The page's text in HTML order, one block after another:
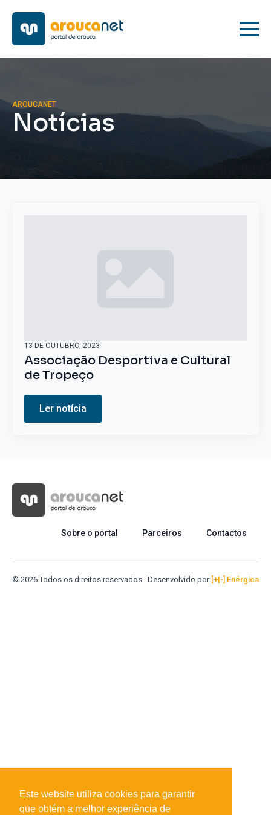
AROUCANET
Notícias
Associação Desportiva e Cultural
de Tropeço
13 DE OUTUBRO, 2023
Ler notícia
Sobre o portal Parceiros Contactos
© 2026 Todos os direitos reservados Desenvolvido por [+|-] Enérgica
Este website utiliza cookies para garantir
que obtém a melhor experiência de